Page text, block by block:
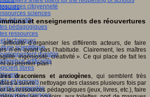
citoyenneté
sciences
éducatifs
pédagogiques
ressources
techniques
scientifique
durable
artificielle
libres
et logiciels
augmentée
sciences
et enseignements des réouvertures
d’organiser les différents acteurs, de faire
n’en ayant pas l’habitude. Clairement, les maîtres
ingéniosité, créativité ». Ce qui place de fait les
au premier plan !
draconiens et anxiogènes, qui semblent très
à suivre : nettoyage des classes plusieurs fois par
les ressources pédagogiques (jeux, livres, etc.), faire